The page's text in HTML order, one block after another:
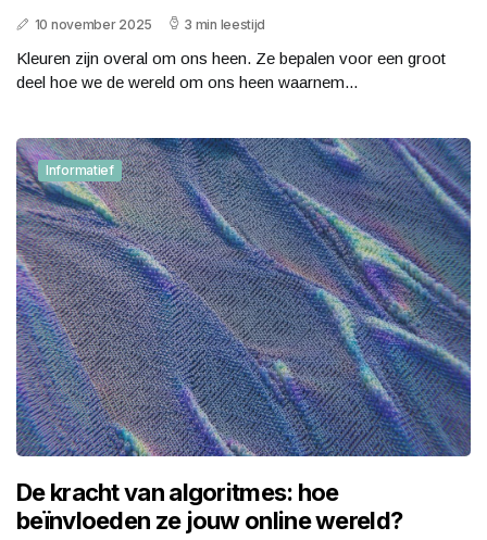
10 november 2025 3 min leestijd
Kleuren zijn overal om ons heen. Ze bepalen voor een groot
deel hoe we de wereld om ons heen waarnem...
Informatief
De kracht van algoritmes: hoe
beïnvloeden ze jouw online wereld?